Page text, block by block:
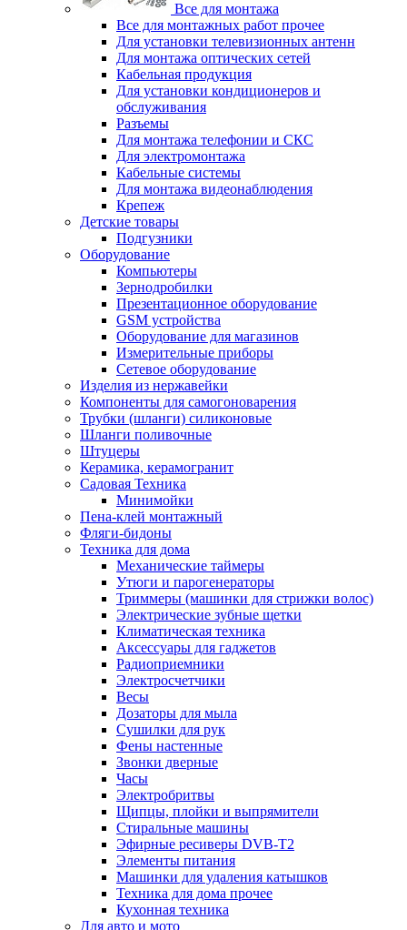
Все для монтажа
Все для монтажных работ прочее
Для установки телевизионных антенн
Для монтажа оптических сетей
Кабельная продукция
Для установки кондиционеров и
обслуживания
Разъемы
Для монтажа телефонии и СКС
Для электромонтажа
Кабельные системы
Для монтажа видеонаблюдения
Крепеж
Детские товары
Подгузники
Оборудование
Компьютеры
Зернодробилки
Презентационное оборудование
GSM устройства
Оборудование для магазинов
Измерительные приборы
Сетевое оборудование
Изделия из нержавейки
Компоненты для самогоноварения
Трубки (шланги) силиконовые
Шланги поливочные
Штуцеры
Керамика, керамогранит
Садовая Техника
Минимойки
Пена-клей монтажный
Фляги-бидоны
Техника для дома
Механические таймеры
Утюги и парогенераторы
Триммеры (машинки для стрижки волос)
Электрические зубные щетки
Климатическая техника
Аксессуары для гаджетов
Радиоприемники
Электросчетчики
Весы
Дозаторы для мыла
Сушилки для рук
Фены настенные
Звонки дверные
Часы
Электробритвы
Щипцы, плойки и выпрямители
Стиральные машины
Эфирные ресиверы DVB-T2
Элементы питания
Машинки для удаления катышков
Техника для дома прочее
Кухонная техника
Для авто и мото